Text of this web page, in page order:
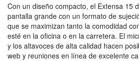
Con un diseño compacto, el Extensa 15
pantalla grande con un formato de
que se maximizan tanto la comodidad
esté en la oficina o en la carretera. El
y los altavoces de alta calidad hacen
web y reuniones en línea de excelente